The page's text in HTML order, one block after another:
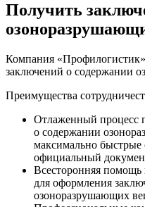
Получить
Компания
заключений о содержании
Преимущества
Отлаженный процесс
о содержании
максимально быстрые
официальный
Всесторонняя помощь
для оформления
озоноразрушающих